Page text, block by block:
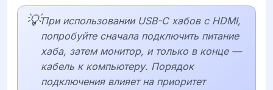
💡При использовании USB-C хабов с HDMI,
попробуйте сначала подключить питание
хаба, затем монитор, и только в конце —
кабель к компьютеру. Порядок
подключения влияет на приоритет